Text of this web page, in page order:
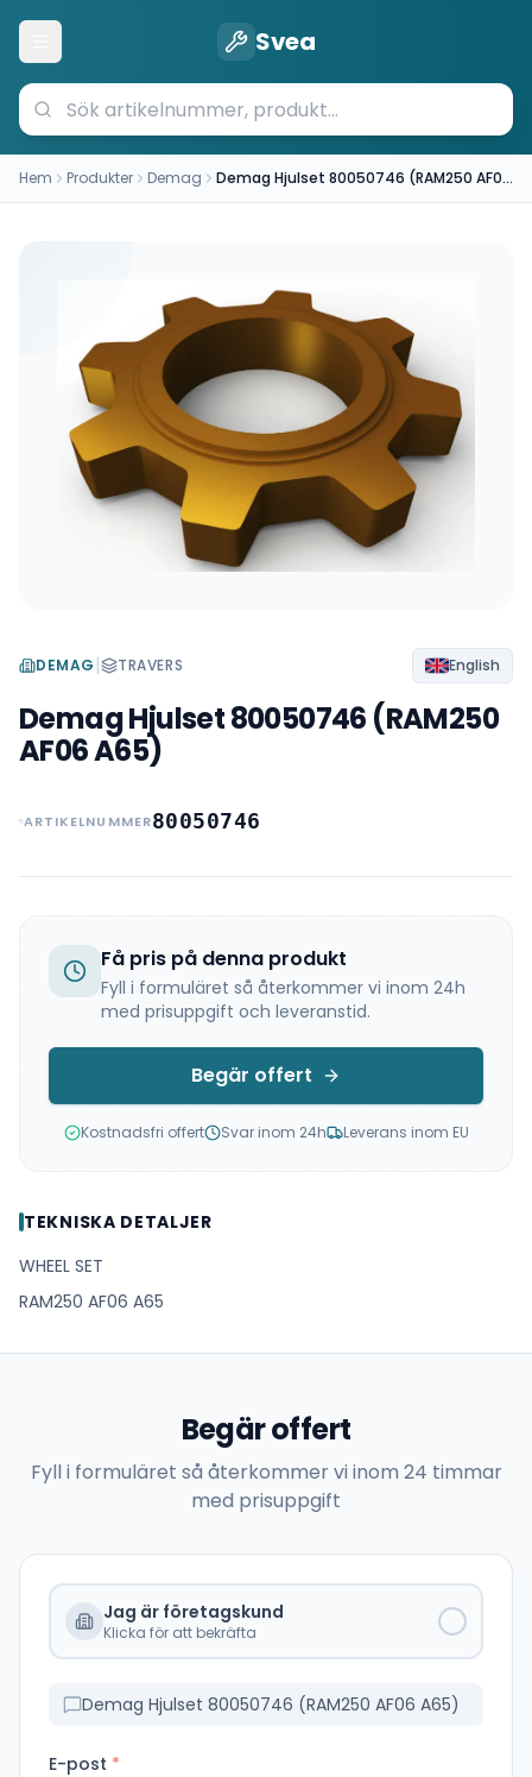
Öppna meny Svea
Hem Produkter Demag Demag Hjulset 80050746 (RAM250 AF06 A65)
DEMAG | TRAVERS English
Demag Hjulset 80050746 (RAM250
AF06 A65)
ARTIKELNUMMER80050746
Få pris på denna produkt
Fyll i formuläret så återkommer vi inom 24h
med prisuppgift och leveranstid.
Begär offert
Kostnadsfri offert Svar inom 24h Leverans inom EU
TEKNISKA DETALJER
WHEEL SET
RAM250 AF06 A65
Begär offert
Fyll i formuläret så återkommer vi inom 24 timmar
med prisuppgift
Jag är företagskund
Klicka för att bekräfta
Demag Hjulset 80050746 (RAM250 AF06 A65)
E-post *